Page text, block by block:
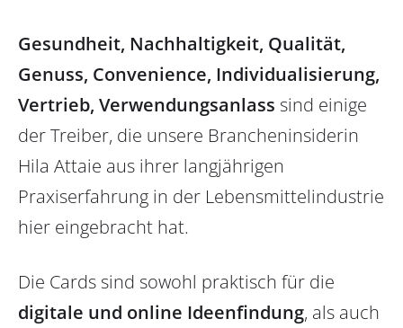
Gesundheit, Nachhaltigkeit, Qualität,
Genuss, Convenience, Individualisierung,
Vertrieb, Verwendungsanlass sind einige
der Treiber, die unsere Brancheninsiderin
Hila Attaie aus ihrer langjährigen
Praxiserfahrung in der Lebensmittelindustrie
hier eingebracht hat.
Die Cards sind sowohl praktisch für die
digitale und online Ideenfindung, als auch